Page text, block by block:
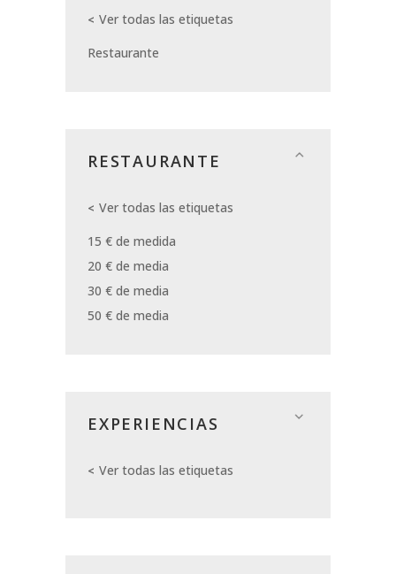
Ver todas las etiquetas
Restaurante
RESTAURANTE
Ver todas las etiquetas
15 € de medida
20 € de media
30 € de media
50 € de media
EXPERIENCIAS
Ver todas las etiquetas